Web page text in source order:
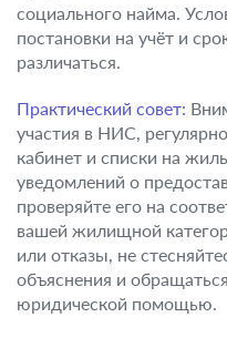
социального найма.
постановки на учёт и
различаться.
Практический совет:
участия в НИС,
кабинет и списки на
уведомлений о
проверяйте его на
вашей жилищной
или отказы, не
объяснения и
юридической помощью.